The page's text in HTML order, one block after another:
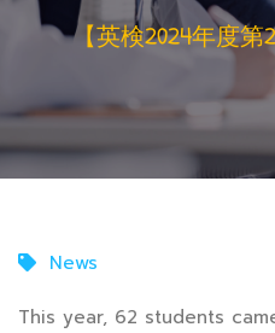
【英検2024年度第
News
This year, 62 students